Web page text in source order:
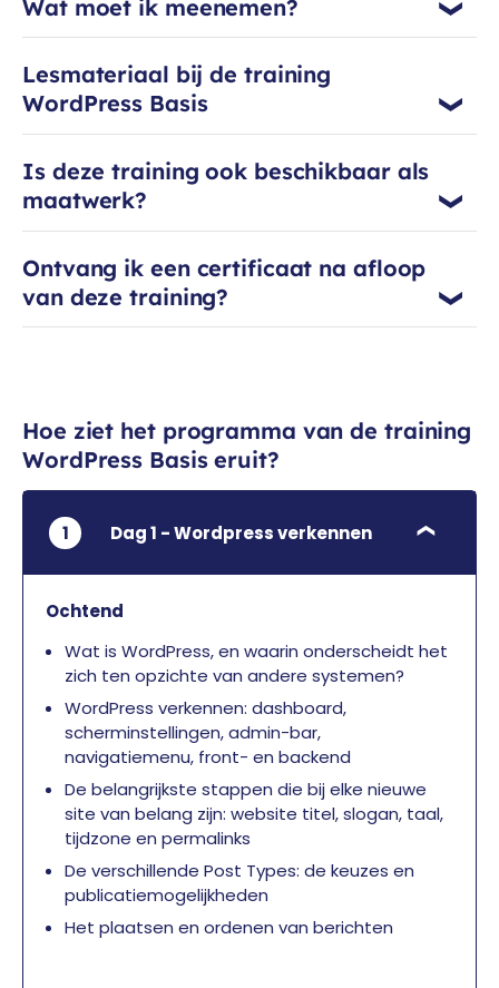
Wat moet ik meenemen?
Lesmateriaal bij de training
WordPress Basis
Is deze training ook beschikbaar als
maatwerk?
Ontvang ik een certificaat na afloop
van deze training?
Hoe ziet het programma van de training
WordPress Basis eruit?
1 Dag 1 - Wordpress verkennen
Ochtend
Wat is WordPress, en waarin onderscheidt het
zich ten opzichte van andere systemen?
WordPress verkennen: dashboard,
scherminstellingen, admin-bar,
navigatiemenu, front- en backend
De belangrijkste stappen die bij elke nieuwe
site van belang zijn: website titel, slogan, taal,
tijdzone en permalinks
De verschillende Post Types: de keuzes en
publicatiemogelijkheden
Het plaatsen en ordenen van berichten